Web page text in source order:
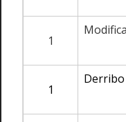
1
1